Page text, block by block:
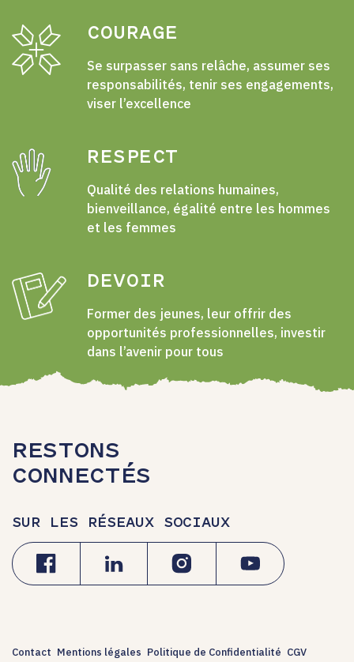
COURAGE
Se surpasser sans relâche, assumer ses
responsabilités, tenir ses engagements,
viser l’excellence
RESPECT
Qualité des relations humaines,
bienveillance, égalité entre les hommes
et les femmes
DEVOIR
Former des jeunes, leur offrir des
opportunités professionnelles, investir
dans l’avenir pour tous
RESTONS
CONNECTÉS
SUR LES RÉSEAUX SOCIAUX
Contact Mentions légales Politique de Confidentialité CGV